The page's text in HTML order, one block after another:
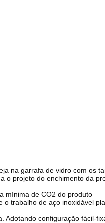
na garrafa de vidro com os
o projeto do enchimento da
mínima de CO2 do produto
trabalho de aço inoxidável
Adotando configuração fácil-